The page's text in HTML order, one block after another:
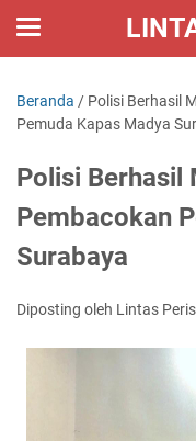
Beranda / Polisi Berhasil
Pemuda Kapas Madya
Polisi Berhasil
Pembacokan
Surabaya
Diposting oleh Lintas